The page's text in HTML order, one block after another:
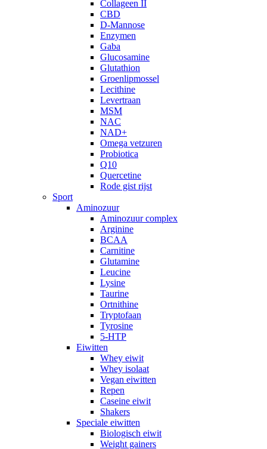
Collageen II
CBD
D-Mannose
Enzymen
Gaba
Glucosamine
Glutathion
Groenlipmossel
Lecithine
Levertraan
MSM
NAC
NAD+
Omega vetzuren
Probiotica
Q10
Quercetine
Rode gist rijst
Sport
Aminozuur
Aminozuur complex
Arginine
BCAA
Carnitine
Glutamine
Leucine
Lysine
Taurine
Ortnithine
Tryptofaan
Tyrosine
5-HTP
Eiwitten
Whey eiwit
Whey isolaat
Vegan eiwitten
Repen
Caseine eiwit
Shakers
Speciale eiwitten
Biologisch eiwit
Weight gainers